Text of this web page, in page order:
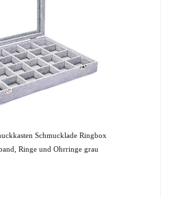
Schmucklade Ringbox
Ringe und Ohrringe grau